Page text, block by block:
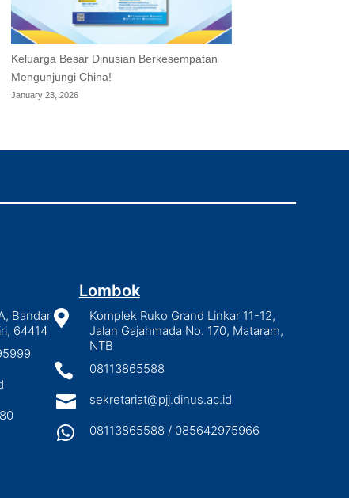
Keluarga Besar Dinusian Berkesempatan
Mengunjungi China!
January 23, 2026
Bandar
64414
Lombok

Komplek Ruko Grand Linkar 11-12,
Jalan Gajahmada No. 170, Mataram,
NTB
 08113865588
 sekretariat@pjj.dinus.ac.id
 08113865588 / 085642975966